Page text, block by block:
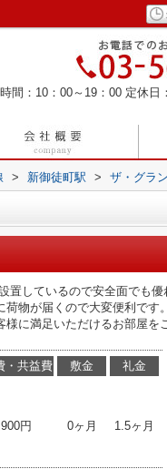
間：10：00～19：00 定休日
> 新御徒町駅 > ザ・グラ
しているので安全面でも優
物が届くので大変便利です
満足いただけるお部屋を
・共益費
円
敷金
0ヶ月
礼金
1.5ヶ月